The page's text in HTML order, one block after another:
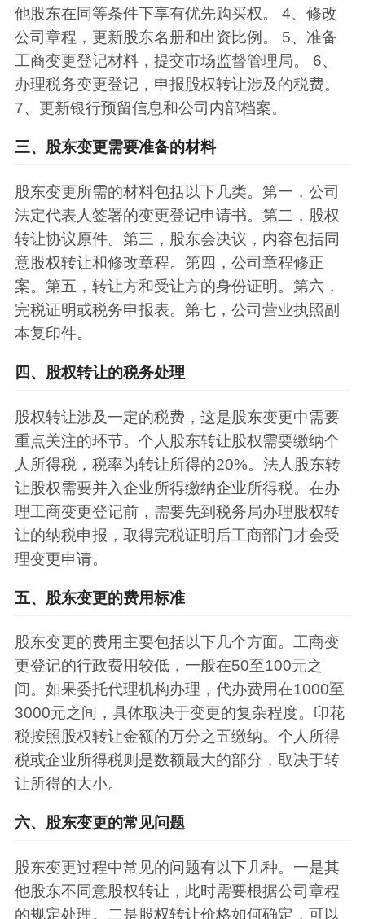
他股东在同等条件下享有优先购买权。 4、修改
公司章程，更新股东名册和出资比例。 5、准备
工商变更登记材料，提交市场监督管理局。 6、
办理税务变更登记，申报股权转让涉及的税费。
7、更新银行预留信息和公司内部档案。
三、股东变更需要准备的材料
股东变更所需的材料包括以下几类。第一，公司
法定代表人签署的变更登记申请书。第二，股权
转让协议原件。第三，股东会决议，内容包括同
意股权转让和修改章程。第四，公司章程修正
案。第五，转让方和受让方的身份证明。第六，
完税证明或税务申报表。第七，公司营业执照副
本复印件。
四、股权转让的税务处理
股权转让涉及一定的税费，这是股东变更中需要
重点关注的环节。个人股东转让股权需要缴纳个
人所得税，税率为转让所得的20%。法人股东转
让股权需要并入企业所得缴纳企业所得税。在办
理工商变更登记前，需要先到税务局办理股权转
让的纳税申报，取得完税证明后工商部门才会受
理变更申请。
五、股东变更的费用标准
股东变更的费用主要包括以下几个方面。工商变
更登记的行政费用较低，一般在50至100元之
间。如果委托代理机构办理，代办费用在1000至
3000元之间，具体取决于变更的复杂程度。印花
税按照股权转让金额的万分之五缴纳。个人所得
税或企业所得税则是数额最大的部分，取决于转
让所得的大小。
六、股东变更的常见问题
股东变更过程中常见的问题有以下几种。一是其
他股东不同意股权转让，此时需要根据公司章程
的规定处理。二是股权转让价格如何确定，可以